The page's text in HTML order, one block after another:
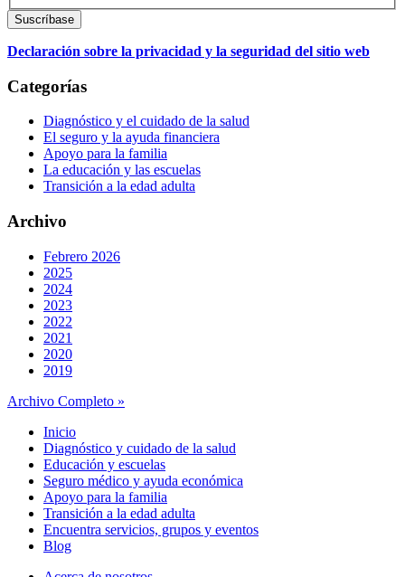
Declaración sobre la privacidad y la seguridad del sitio web
Categorías
Diagnóstico y el cuidado de la salud
El seguro y la ayuda financiera
Apoyo para la familia
La educación y las escuelas
Transición a la edad adulta
Archivo
Febrero 2026
2025
2024
2023
2022
2021
2020
2019
Archivo Completo »
Inicio
Diagnóstico y cuidado de la salud
Educación y escuelas
Seguro médico y ayuda económica
Apoyo para la familia
Transición a la edad adulta
Encuentra servicios, grupos y eventos
Blog